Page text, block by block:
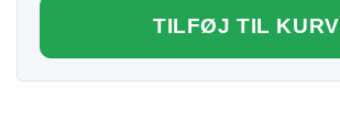
TILFØJ TIL KURV